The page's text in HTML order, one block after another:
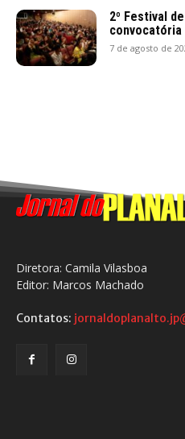
2º Festival
convocatória
7 de agosto de
Diretora: Camila Vilasboa
Editor: Marcos Machado
Contatos: